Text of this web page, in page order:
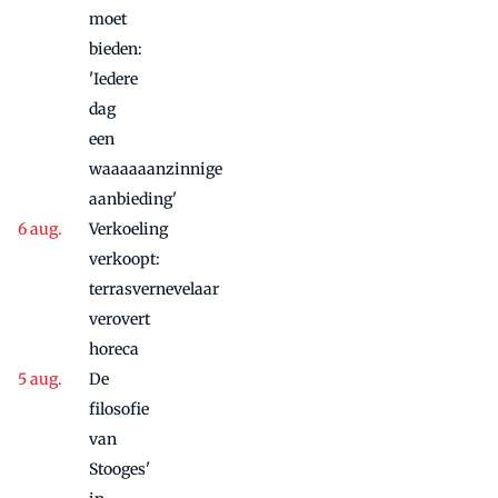
moet
bieden:
'Iedere
dag
een
waaaaaanzinnige
aanbieding'
Verkoeling
verkoopt:
terrasvernevelaar
verovert
horeca
De
filosofie
van
Stooges'